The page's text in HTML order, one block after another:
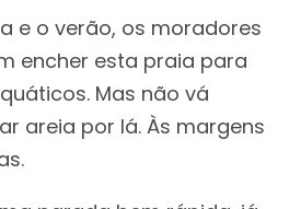
e o verão, os moradores
encher esta praia para
Mas não vá
areia por lá. Às margens